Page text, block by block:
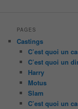
PAGES
Castings
C’est quoi un
C’est quoi un
Harry
Motus
Slam
C’est quoi un